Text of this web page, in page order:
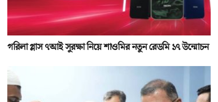
গরিলা গ্লাস ৭আই সুরক্ষা নিয়ে শাওমির নতুন রেডমি ১৭ উন্মোচন